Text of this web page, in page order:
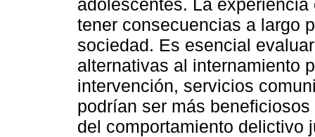
adolescentes. La
tener consecuencias a largo
sociedad. Es esencial
alternativas al internamiento
intervención, servicios
podrían ser más
del comportamiento delictivo